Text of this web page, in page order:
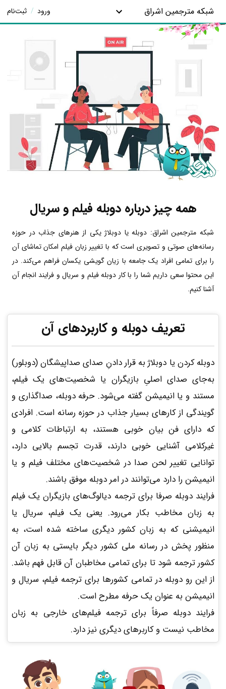
شبکه مترجمین اشراق ورود / ثبت‌نام
همه چیز درباره دوبله فیلم و سریال
شبکه مترجمین اشراق: دوبله یا دوبلاژ یکی از هنرهای جذاب در حوزه
رسانه‌های صوتی و تصویری است که با تغییر زبان فیلم امکان تماشای آن
را برای تمامی افراد یک جامعه با زیان گویشی یکسان فراهم می‌کند. در
این محتوا سعی داریم شما را با کار دوبله فیلم و سریال و فرایند انجام آن
آشنا کنیم.
تعریف دوبله و کاربردهای آن
دوبله کردن یا دوبلاژ به قرار دادنِ صدای صداپیشگان (دوبلور)
به‌جای صدای اصلیِ بازیگران یا شخصیت‌های یک فیلم،
مستند و یا انیمیشن گفته می‌شود. حرفه دوبله، صداگذاری و
گویندگی از کارهای بسیار جذاب در حوزه رسانه است. افرادی
که دارای فن بیان خوبی هستند، به ارتباطات کلامی و
غیرکلامی آشنایی خوبی دارند، قدرت تجسم بالایی دارد،
توانایی تغییر لحن صدا در شخصیت‌های مختلف فیلم و یا
انیمیشن را دارد می‌توانند در امر دوبله موفق باشند.
فرایند دوبله صرفا برای ترجمه دیالوگ‌های بازیگران یک فیلم
به زبان مخاطب بکار می‌رود. یعنی یک فیلم، سریال یا
انیمیشنی که به زبان کشور دیگری ساخته شده است، به
منظور پخش در رسانه ملی کشور دیگر بایستی به زبان آن
کشور ترجمه شود تا برای تمامی مخاطبان آن قابل فهم باشد.
از این رو دوبله در تمامی کشورها برای ترجمه فیلم، سریال و
انیمیشن به عنوان یک حرفه مطرح است.
فرایند دوبله صرفاً برای ترجمه فیلم‌های خارجی به زبان
مخاطب نیست و کاربرهای دیگری نیز دارد.